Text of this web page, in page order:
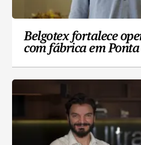
Belgotex fortalece
com fábrica em Ponta